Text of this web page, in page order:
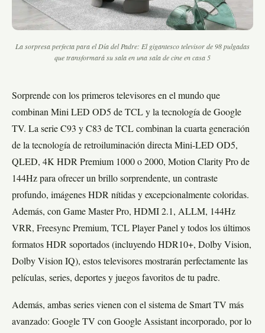
La sorpresa perfecta para el Día del Padre: El gigantesco televisor de 98 pulgadas
que transformará su sala en una sala de cine en casa 5
Sorprende con los primeros televisores en el mundo que
combinan Mini LED OD5 de TCL y la tecnología de Google
TV. La serie C93 y C83 de TCL combinan la cuarta generación
de la tecnología de retroiluminación directa Mini-LED OD5,
QLED, 4K HDR Premium 1000 o 2000, Motion Clarity Pro de
144Hz para ofrecer un brillo sorprendente, un contraste
profundo, imágenes HDR nítidas y excepcionalmente coloridas.
Además, con Game Master Pro, HDMI 2.1, ALLM, 144Hz
VRR, Freesync Premium, TCL Player Panel y todos los últimos
formatos HDR soportados (incluyendo HDR10+, Dolby Vision,
Dolby Vision IQ), estos televisores mostrarán perfectamente las
películas, series, deportes y juegos favoritos de tu padre.
Además, ambas series vienen con el sistema de Smart TV más
avanzado: Google TV con Google Assistant incorporado, por lo